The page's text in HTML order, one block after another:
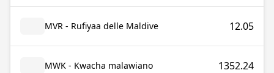
MVR - Rufiyaa delle Maldive 12.05
MWK - Kwacha malawiano 1352.24